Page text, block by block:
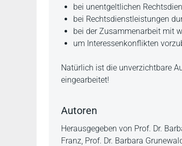
bei unentgeltlichen
bei Rechtsdienstleistungen
bei der Zusammenarbeit mit
um Interessenkonflikten
Natürlich ist die unverzichtbare
eingearbeitet!
Autoren
Herausgegeben von Prof. Dr.
Franz, Prof. Dr. Barbara